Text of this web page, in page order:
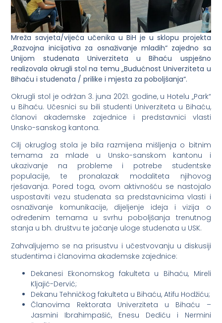
Mreža savjeta/vijeća učenika u BiH je u sklopu projekta
„Razvojna inicijativa za osnaživanje mladih“ zajedno sa
Unijom studenata Univerziteta u Bihaću uspješno
realizovala okrugli stol na temu „Budućnost Univerziteta u
Bihaću i studenata / prilike i mjesta za poboljšanja“.
Okrugli stol je održan 3. juna 2021. godine, u Hotelu „Park“
u Bihaću. Učesnici su bili studenti Univerziteta u Bihaću,
članovi akademske zajednice i predstavnici vlasti
Unsko-sanskog kantona.
Cilj okruglog stola je bila razmijena mišljenja o bitnim
temama za mlade u Unsko-sanskom kantonu i
ukazivanje na probleme i potrebe studentske
populacije, te pronalazak modaliteta njihovog
rješavanja. Pored toga, ovom aktivnošću se nastojalo
uspostaviti vezu studenata sa predstavnicima vlasti i
osnaživanje komunikacije, dijeljenje ideja i vizija o
određenim temama u svrhu poboljšanja trenutnog
stanja u bh. društvu te jačanje uloge studenata u USK.
Zahvaljujemo se na prisustvu i učestvovanju u diskusiji
studentima i članovima akademske zajednice:
Dekanesi Ekonomskog fakulteta u Bihaću, Mireli
Kljajić-Dervić;
Dekanu Tehničkog fakulteta u Bihaću, Atifu Hodžiću;
Članovima Rektorata Univerziteta u Bihaću –
Jasmini Ibrahimpašić, Enesu Dediću i Nermini